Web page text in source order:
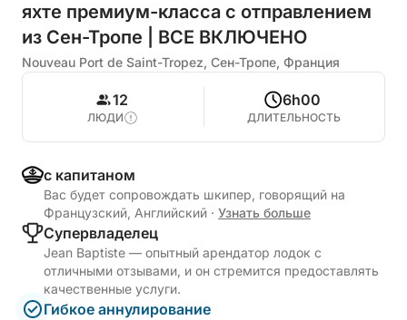
яхте премиум-класса с отправлением
из Сен-Тропе | ВСЕ ВКЛЮЧЕНО
Nouveau Port de Saint-Tropez, Сен-Тропе, Франция
12
ЛЮДИ
6h00
ДЛИТЕЛЬНОСТЬ
с капитаном
Вас будет сопровождать шкипер, говорящий на
Французский, Английский · Узнать больше
Cупервладелец
Jean Baptiste — опытный арендатор лодок с
отличными отзывами, и он стремится предоставлять
качественные услуги.
Гибкое аннулирование